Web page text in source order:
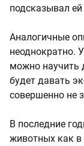
подсказывал
Аналогичные
неоднократно.
можно научить
будет давать
совершенно не
В последние
животных как в